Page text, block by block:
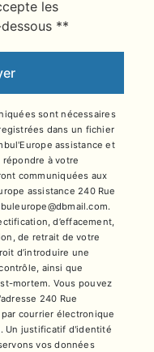
les
**
sont nécessaires
dans un fichier
assistance et
à votre
communiquées aux
assistance 240 Rue
d’effacement,
de retrait de votre
d’introduire une
ainsi que
mortem. Vous pouvez
240 Rue
courrier électronique
Un justificatif d'identité
vos données